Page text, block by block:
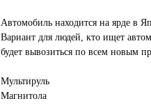
Автомобиль находится на ярде в
Вариант для людей, кто ищет
будет вывозиться по всем новым
Мультируль
Магнитола